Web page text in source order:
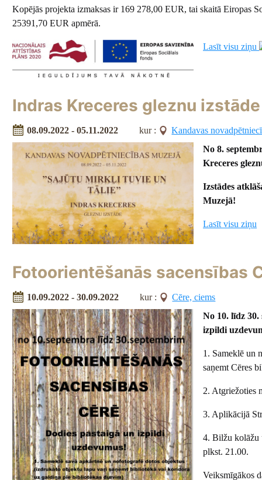
Kopējās projekta izmaksas ir 169 278,00 EUR, tai skaitā Eiropas
25391,70 EUR apmērā.
Lasīt visu ziņu
Indras Kreceres gleznu
08.09.2022 - 05.11.2022 kur :
Kandavas
No 8.
Kreceres
Izstādes
Muzejā!
Lasīt visu ziņu
Fotoorientēšanās sacensības
10.09.2022 - 30.09.2022 kur :
Cēre, ciems
No 10. līdz 30.
izpildi
1. Sameklē un
saņemt Cēres
2. Atgriežoties
3. Aplikācijā
4. Bilžu kolāžu
plkst. 21.00.
Veiksmīgākos